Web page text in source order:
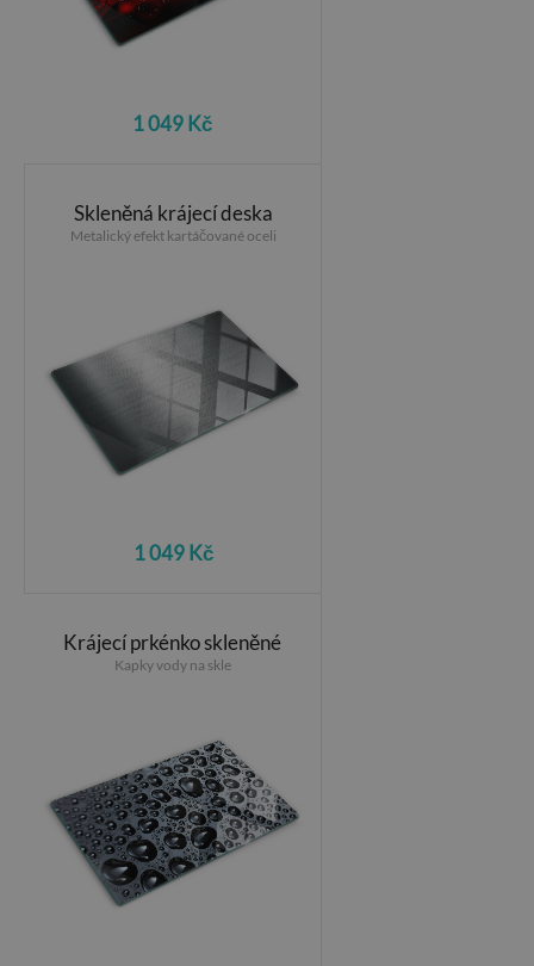
1 049 Kč
Skleněná krájecí deska
Metalický efekt kartáčované oceli
1 049 Kč
Krájecí prkénko skleněné
Kapky vody na skle